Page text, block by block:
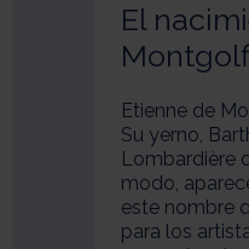
El
Etienne de
Su yerno,
Lombardière
modo,
este nombre
para los